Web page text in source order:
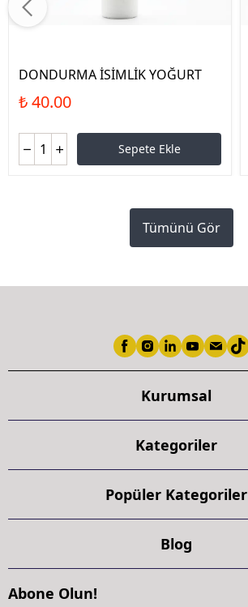
DONDURMA İSİMLİK YOĞURT
₺ 40.00
Sepete Ekle
Tümünü Gör
Kurumsal
Kategoriler
Popüler Kategoriler
Blog
Abone Olun!